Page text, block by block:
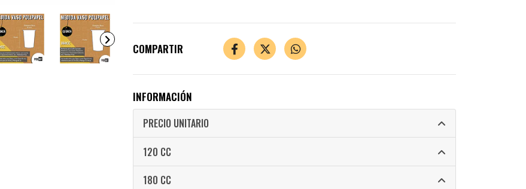
COMPARTIR
INFORMACIÓN
PRECIO UNITARIO
120 CC
180 CC